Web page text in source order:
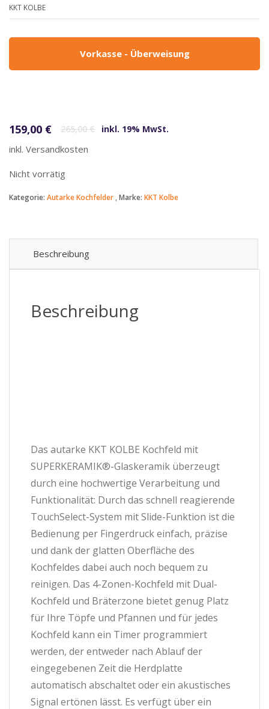
KKT KOLBE
Vorkasse - Überweisung
265,00€
159,00 € inkl. 19% MwSt.
inkl. Versandkosten
Nicht vorrätig
Kategorie: Autarke Kochfelder Marke: KKT Kolbe
Beschreibung
Beschreibung
Das autarke KKT KOLBE Kochfeld mit
SUPERKERAMIK®-Glaskeramik überzeugt
durch eine hochwertige Verarbeitung und
Funktionalität: Durch das schnell reagierende
TouchSelect-System mit Slide-Funktion ist die
Bedienung per Fingerdruck einfach, präzise
und dank der glatten Oberfläche des
Kochfeldes dabei auch noch bequem zu
reinigen. Das 4-Zonen-Kochfeld mit Dual-
Kochfeld und Bräterzone bietet genug Platz
für Ihre Töpfe und Pfannen und für jedes
Kochfeld kann ein Timer programmiert
werden, der entweder nach Ablauf der
eingegebenen Zeit die Herdplatte
automatisch abschaltet oder ein akustisches
Signal ertönen lässt. Es verfügt über ein